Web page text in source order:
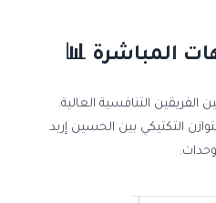
المباشرة 📊
الفريقين التنافسية العالية.
التوازن التكتيكي بين الحسين إربد